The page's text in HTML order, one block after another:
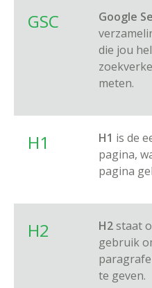
GSC Google
die jou
meten.
H1 H1 is de
pagina,
pagina
H2 H2staat
gebruik
te geven.